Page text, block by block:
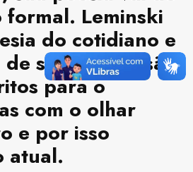
Leminski
do cotidiano e
sua época; são
para o
com o olhar
e por isso
atual.